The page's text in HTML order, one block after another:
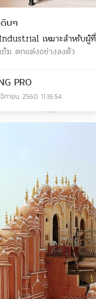
บๆ
เหมาะสำหรับผู้ที่
ม ตกแต่งอย่างลงตัว
PRO
ายน 2560 11:16:54